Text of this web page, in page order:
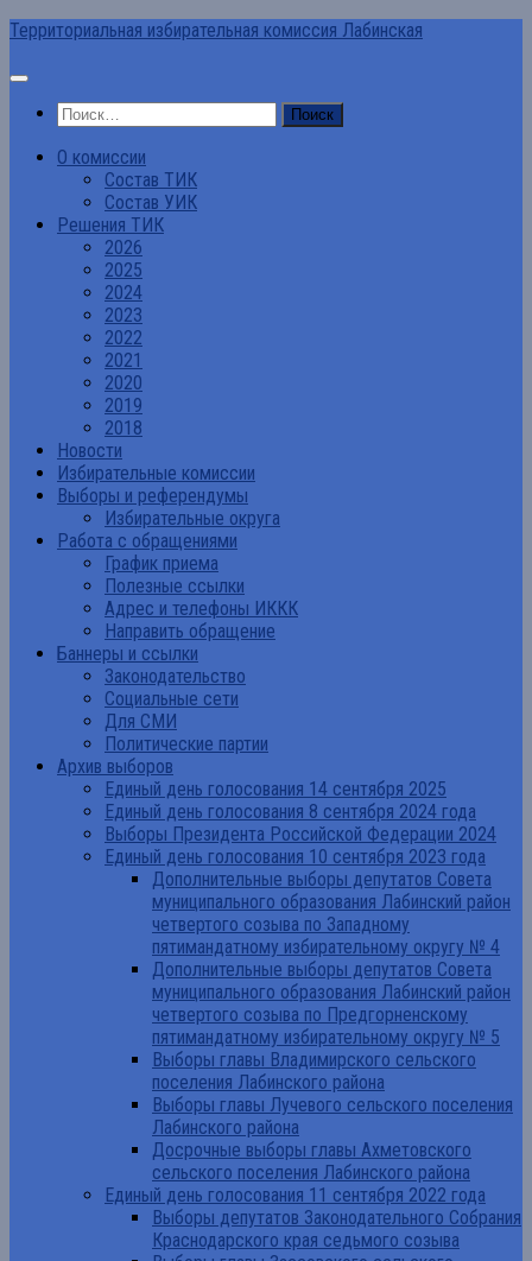
Перейти
содержимому
Территориальная избирательная комиссия Лабинская
Найти:
О комиссии
Состав ТИК
Состав УИК
Решения ТИК
2026
2025
2024
2023
2022
2021
2020
2019
2018
Новости
Избирательные комиссии
Выборы и референдумы
Избирательные округа
Работа с обращениями
График приема
Полезные ссылки
Адрес и телефоны ИККК
Направить обращение
Баннеры и ссылки
Законодательство
Социальные сети
Для СМИ
Политические партии
Архив выборов
Единый день голосования 14 сентября 2025
Единый день голосования 8 сентября 2024 года
Выборы Президента Российской Федерации 2024
Единый день голосования 10 сентября 2023 года
Дополнительные выборы депутатов Совета
муниципального образования Лабинский район
четвертого созыва по Западному
пятимандатному избирательному округу № 4
Дополнительные выборы депутатов Совета
муниципального образования Лабинский район
четвертого созыва по Предгорненскому
пятимандатному избирательному округу № 5
Выборы главы Владимирского сельского
поселения Лабинского района
Выборы главы Лучевого сельского поселения
Лабинского района
Досрочные выборы главы Ахметовского
сельского поселения Лабинского района
Единый день голосования 11 сентября 2022 года
Выборы депутатов Законодательного Собрания
Краснодарского края седьмого созыва